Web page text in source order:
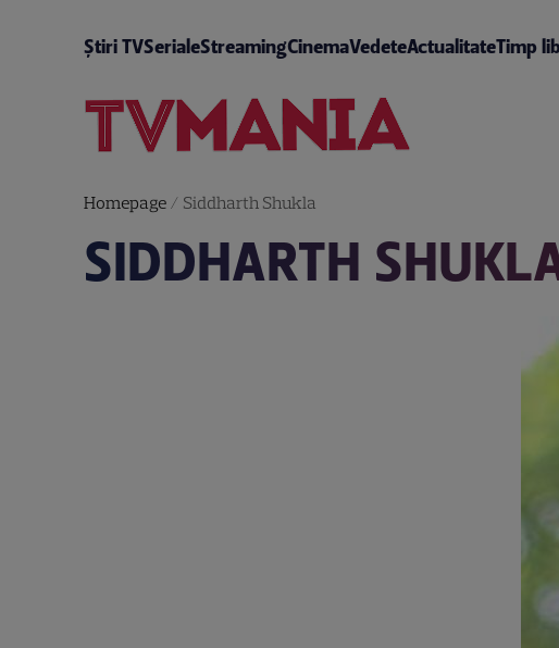
Știri TVSerialeStreamingCinemaVedeteActualitateTimp
Homepage/ Siddharth Shukla
SIDDHARTH